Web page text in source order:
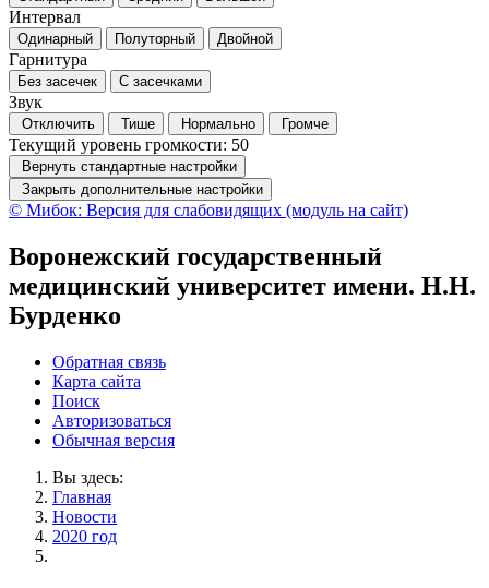
Интервал
Одинарный Полуторный Двойной
Гарнитура
Без засечек С засечками
Звук
Отключить Тише Нормально Громче
Текущий уровень громкости: 50
Вернуть стандартные настройки
Закрыть дополнительные настройки
© Мибок: Версия для слабовидящих (модуль на сайт)
Воронежский государственный
медицинский университет имени. Н.Н.
Бурденко
Обратная связь
Карта сайта
Поиск
Авторизоваться
Обычная версия
Вы здесь:
Главная
Новости
2020 год